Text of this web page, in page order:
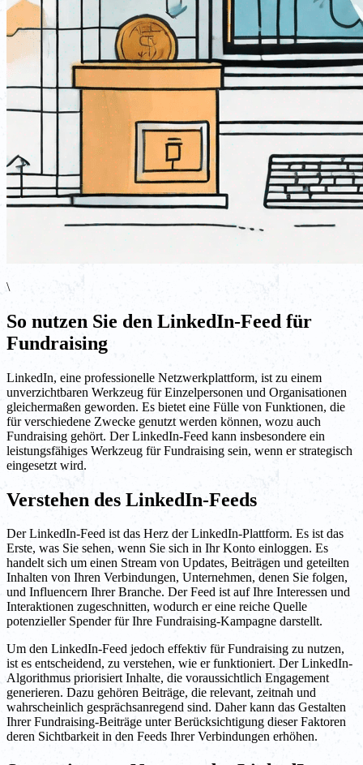
\
So nutzen Sie den LinkedIn-Feed für
Fundraising
LinkedIn, eine professionelle Netzwerkplattform, ist zu einem
unverzichtbaren Werkzeug für Einzelpersonen und Organisationen
gleichermaßen geworden. Es bietet eine Fülle von Funktionen, die
für verschiedene Zwecke genutzt werden können, wozu auch
Fundraising gehört. Der LinkedIn-Feed kann insbesondere ein
leistungsfähiges Werkzeug für Fundraising sein, wenn er strategisch
eingesetzt wird.
Verstehen des LinkedIn-Feeds
Der LinkedIn-Feed ist das Herz der LinkedIn-Plattform. Es ist das
Erste, was Sie sehen, wenn Sie sich in Ihr Konto einloggen. Es
handelt sich um einen Stream von Updates, Beiträgen und geteilten
Inhalten von Ihren Verbindungen, Unternehmen, denen Sie folgen,
und Influencern Ihrer Branche. Der Feed ist auf Ihre Interessen und
Interaktionen zugeschnitten, wodurch er eine reiche Quelle
potenzieller Spender für Ihre Fundraising-Kampagne darstellt.
Um den LinkedIn-Feed jedoch effektiv für Fundraising zu nutzen,
ist es entscheidend, zu verstehen, wie er funktioniert. Der LinkedIn-
Algorithmus priorisiert Inhalte, die voraussichtlich Engagement
generieren. Dazu gehören Beiträge, die relevant, zeitnah und
wahrscheinlich gesprächsanregend sind. Daher kann das Gestalten
Ihrer Fundraising-Beiträge unter Berücksichtigung dieser Faktoren
deren Sichtbarkeit in den Feeds Ihrer Verbindungen erhöhen.